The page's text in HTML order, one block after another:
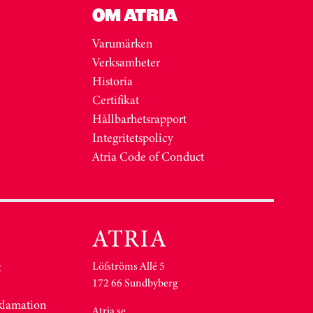
OM ATRIA
Varumärken
Verksamheter
Historia
Certifikat
Hållbarhetsrapport
Integritetspolicy
Atria Code of Conduct
Löfströms Allé 5
172 66 Sundbyberg